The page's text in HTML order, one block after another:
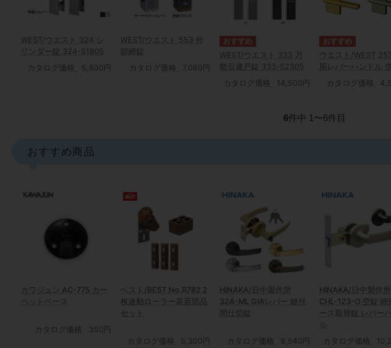
WEST/ウエスト 324 シ
リンダー錠 324-S1805
カタログ価格
5,500円
WEST/ウエスト 553 外
部締錠
カタログ価格
7,080円
WEST/ウエスト 333 万
能引違戸錠 333-S2305
カタログ価格
14,500円
ウエスト/WEST
用レバーハンドル
カタログ価格
6件中 1〜6件目
おすすめ商品
カワジュン AC-775 カー
ペットベース
カタログ価格 350円
ベスト/BEST No.R782 2
枚連動ローラー装置部品
セット
カタログ価格 5,300円
HINAKA/日中製作所
32A-ML GIAレバー 鍵付
間仕切錠
カタログ価格 9,540円
HINAKA/日中製作所
CHL-123-O 空錠 細
ース取替錠 レバー
ル
カタログ価格